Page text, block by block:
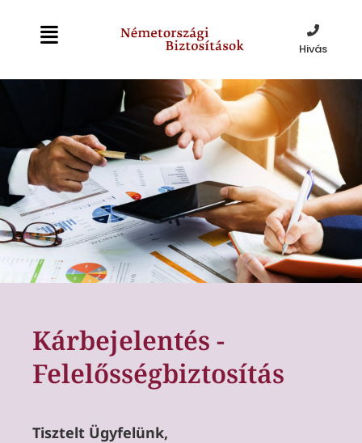
Hivás
Kárbejelentés -
Felelősségbiztosítás
Tisztelt Ügyfelünk,